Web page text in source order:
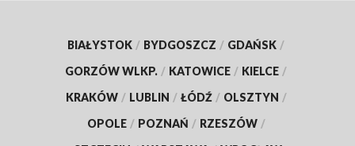
BIAŁYSTOK / BYDGOSZCZ / GDAŃSK /
GORZÓW WLKP. / KATOWICE / KIELCE /
KRAKÓW / LUBLIN / ŁÓDŹ / OLSZTYN /
OPOLE / POZNAŃ / RZESZÓW /